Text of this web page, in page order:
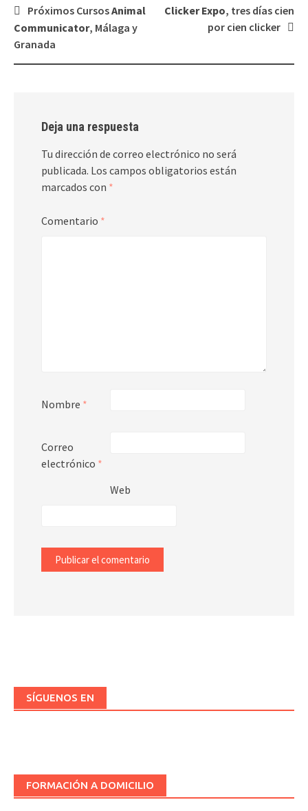
Navegación
de
entradas
Próximos CursosAnimal
Communicator, Málaga y
Granada
Clicker Expo, tres días cien
por cien clicker
Deja una respuesta
Tu dirección de correo electrónico no será
publicada. Los campos obligatorios están
marcados con *
Comentario *
Nombre *
Correo
electrónico *
Web
SÍGUENOS EN
FORMACIÓN A DOMICILIO